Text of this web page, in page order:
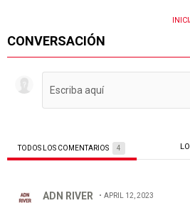
CONVERSACIÓN
TODOS LOS COMENTARIOS 4
ADN RIVER APRIL 12, 2023